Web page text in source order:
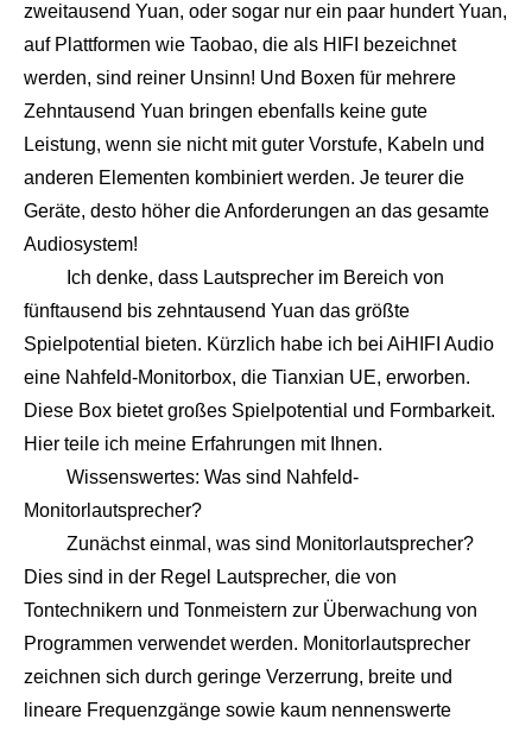
zweitausend Yuan, oder sogar nur ein paar hundert Yuan,
auf Plattformen wie Taobao, die als HIFI bezeichnet
werden, sind reiner Unsinn! Und Boxen für mehrere
Zehntausend Yuan bringen ebenfalls keine gute
Leistung, wenn sie nicht mit guter Vorstufe, Kabeln und
anderen Elementen kombiniert werden. Je teurer die
Geräte, desto höher die Anforderungen an das gesamte
Audiosystem!
Ich denke, dass Lautsprecher im Bereich von
fünftausend bis zehntausend Yuan das größte
Spielpotential bieten. Kürzlich habe ich bei AiHIFI Audio
eine Nahfeld-Monitorbox, die Tianxian UE, erworben.
Diese Box bietet großes Spielpotential und Formbarkeit.
Hier teile ich meine Erfahrungen mit Ihnen.
Wissenswertes: Was sind Nahfeld-
Monitorlautsprecher?
Zunächst einmal, was sind Monitorlautsprecher?
Dies sind in der Regel Lautsprecher, die von
Tontechnikern und Tonmeistern zur Überwachung von
Programmen verwendet werden. Monitorlautsprecher
zeichnen sich durch geringe Verzerrung, breite und
lineare Frequenzgänge sowie kaum nennenswerte